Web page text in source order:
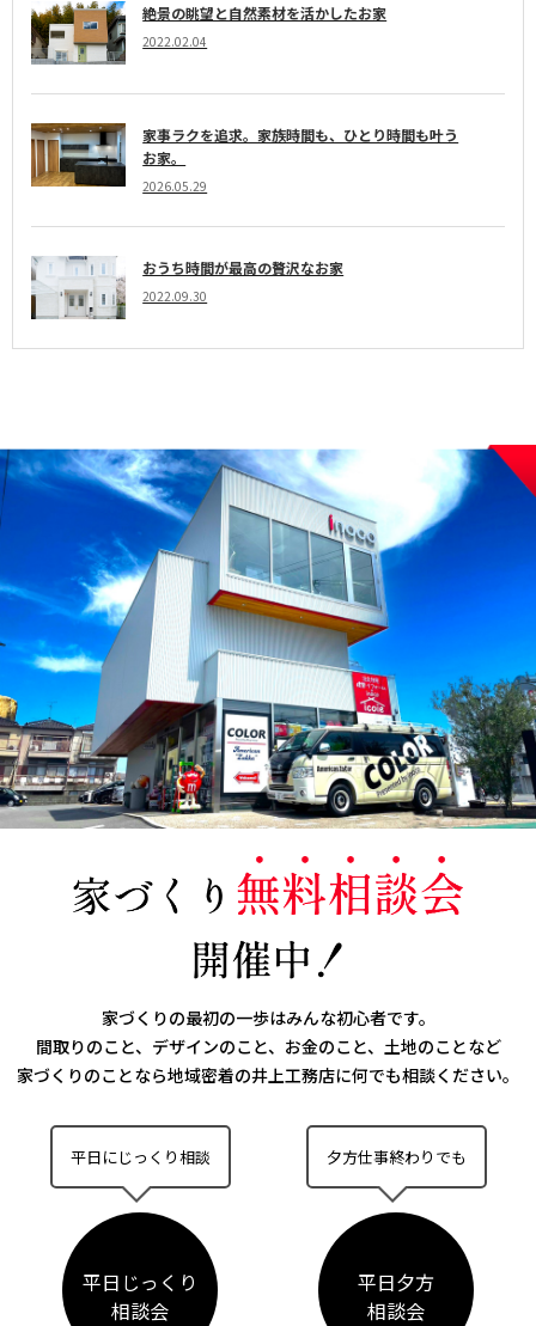
絶景の眺望と自然素材を活かしたお家
2022.02.04
家事ラクを追求。家族時間も、ひとり時間も叶う
お家。
2026.05.29
おうち時間が最高の贅沢なお家
2022.09.30
家づくりの最初の一歩はみんな初心者です。
間取りのこと、デザインのこと、お金のこと、土地のことなど
家づくりのことなら地域密着の井上工務店に何でも相談ください。
平日にじっくり相談
平日じっくり
相談会
夕方仕事終わりでも
平日夕方
相談会